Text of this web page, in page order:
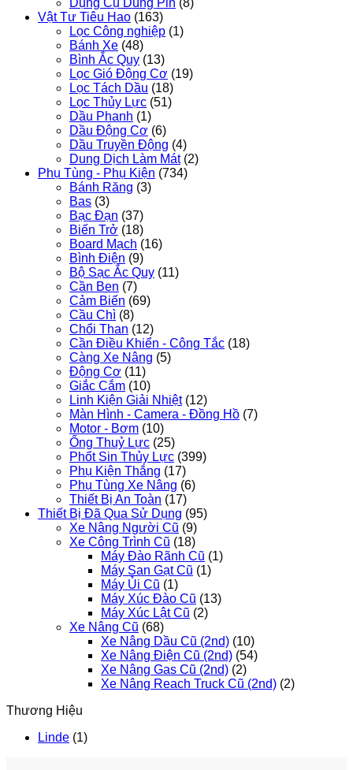
Dụng Cụ Dùng Pin (8)
Vật Tư Tiêu Hao (163)
Lọc Công nghiệp (1)
Bánh Xe (48)
Bình Ắc Quy (13)
Lọc Gió Động Cơ (19)
Lọc Tách Dầu (18)
Lọc Thủy Lực (51)
Dầu Phanh (1)
Dầu Động Cơ (6)
Dầu Truyền Động (4)
Dung Dịch Làm Mát (2)
Phụ Tùng - Phụ Kiện (734)
Bánh Răng (3)
Bas (3)
Bạc Đạn (37)
Biến Trở (18)
Board Mạch (16)
Bình Điện (9)
Bộ Sạc Ắc Quy (11)
Cần Ben (7)
Cảm Biến (69)
Cầu Chì (8)
Chổi Than (12)
Cần Điều Khiển - Công Tắc (18)
Càng Xe Nâng (5)
Động Cơ (11)
Giắc Cắm (10)
Linh Kiện Giải Nhiệt (12)
Màn Hình - Camera - Đồng Hồ (7)
Motor - Bơm (10)
Ống Thuỷ Lực (25)
Phốt Sin Thủy Lực (399)
Phụ Kiện Thắng (17)
Phụ Tùng Xe Nâng (6)
Thiết Bị An Toàn (17)
Thiết Bị Đã Qua Sử Dụng (95)
Xe Nâng Người Cũ (9)
Xe Công Trình Cũ (18)
Máy Đào Rãnh Cũ (1)
Máy San Gạt Cũ (1)
Máy Ủi Cũ (1)
Máy Xúc Đào Cũ (13)
Máy Xúc Lật Cũ (2)
Xe Nâng Cũ (68)
Xe Nâng Dầu Cũ (2nd) (10)
Xe Nâng Điện Cũ (2nd) (54)
Xe Nâng Gas Cũ (2nd) (2)
Xe Nâng Reach Truck Cũ (2nd) (2)
Thương Hiệu
Linde (1)